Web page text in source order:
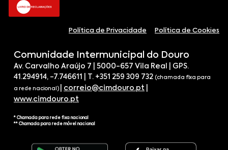
Política de Privacidade Política de Cookies
Comunidade Intermunicipal do Douro
Av. Carvalho Araújo 7 | 5000-657 Vila Real | GPS.
41.294914, -7.746611 | T. +351 259 309 732 (chamada fixa para
a rede nacional) correio@cimdouro.pt
www.cimdouro.pt
* Chamada para rede fixa nacional
** Chamada para rede móvel nacional